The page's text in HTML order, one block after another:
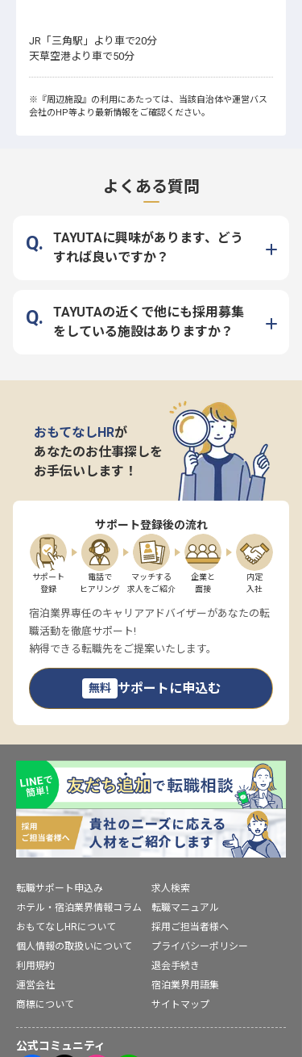
JR「三角駅」より車で20分
天草空港より車で50分
※ 『周辺施設』 の利用にあたっては、当該自治体や運営バス
会社のHP等より最新情報をご確認ください。
よくある質問
TAYUTAに興味があります、どう
すれば良いですか？
TAYUTAの近くで他にも採用募集
をしている施設はありますか？
おもてなしHRが
あなたのお仕事探しを
お手伝いします！
サポート登録後の流れ
サポート
登録
電話で
ヒアリング
マッチする
求人をご紹介
企業と
面接
内定
入社
宿泊業界専任のキャリアアドバイザーがあなたの転
職活動を徹底サポート!
納得できる転職先をご提案いたします。
無料 サポートに申込む
転職サポート申込み
求人検索
ホテル・宿泊業界情報コラム
転職マニュアル
おもてなしHRについて
採用ご担当者様へ
個人情報の取扱いについて
プライバシーポリシー
利用規約
退会手続き
運営会社
宿泊業界用語集
商標について
サイトマップ
公式コミュニティ